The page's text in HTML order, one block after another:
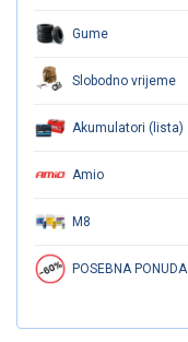
Gume
Slobodno vrijeme
Akumulatori (lista)
Amio
M8
POSEBNA PONUDA